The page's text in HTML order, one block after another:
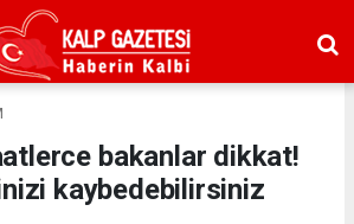
bakanlar dikkat!
kaybedebilirsiniz